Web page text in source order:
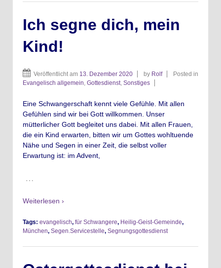
Ich segne dich, mein
Kind!
Veröffentlicht am 13. Dezember 2020 by Rolf
Posted in
Evangelisch allgemein, Gottesdienst, Sonstiges
Eine Schwangerschaft kennt viele Gefühle. Mit allen
Gefühlen sind wir bei Gott willkommen. Unser
mütterlicher Gott begleitet uns dabei. Mit allen Frauen,
die ein Kind erwarten, bitten wir um Gottes wohltuende
Nähe und Segen in einer Zeit, die selbst voller
Erwartung ist: im Advent,
…
Weiterlesen ›
Tags: evangelisch, für Schwangere, Heilig-Geist-Gemeinde,
München, Segen.Servicestelle, Segnungsgottesdienst